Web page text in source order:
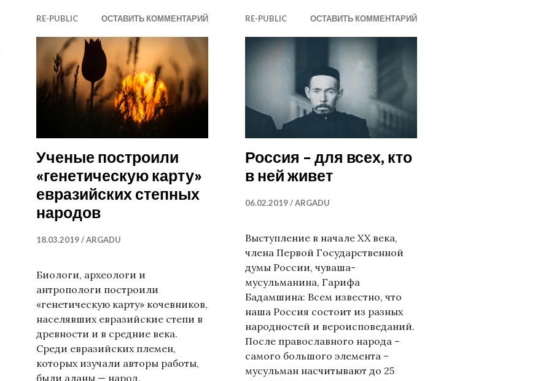
RE-PUBLIC ОСТАВИТЬ КОММЕНТАРИЙ
Ученые построили
«генетическую карту»
евразийских степных
народов
18.03.2019 ARGADU
Биологи, археологи и
антропологи построили
«генетическую карту» кочевников,
населявших евразийские степи в
древности и в средние века.
Среди евразийских племен,
которых изучали авторы работы,
были аланы — народ,
RE-PUBLIC ОСТАВИТЬ КОММЕНТАРИЙ
Россия – для всех, кто
в ней живет
06.02.2019 ARGADU
Выступление в начале XX века,
члена Первой Государственной
думы России, чуваша-
мусульманина, Гарифа
Бадамшина: Всем известно, что
наша Россия состоит из разных
народностей и вероисповеданий.
После православного народа –
самого большого элемента –
мусульман насчитывают до 25